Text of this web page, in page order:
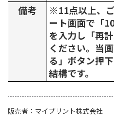
備考
※11点以上、
ート画面で「
を入力し「再
ください。当
る」ボタン押
結構です。
販売者
マイプリント株式会社